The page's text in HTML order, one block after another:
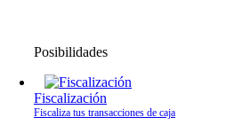
Posibilidades
Fiscalización
Fiscaliza tus transacciones de caja